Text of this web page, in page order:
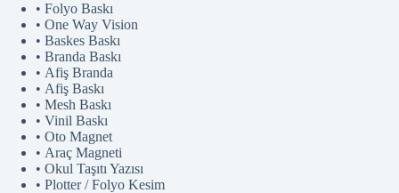
• Folyo Baskı
• One Way Vision
• Baskes Baskı
• Branda Baskı
• Afiş Branda
• Afiş Baskı
• Mesh Baskı
• Vinil Baskı
• Oto Magnet
• Araç Magneti
• Okul Taşıtı Yazısı
• Plotter / Folyo Kesim